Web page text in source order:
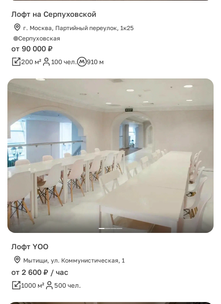
Лофт на Серпуховской
г. Москва, Партийный переулок, 1к25
Серпуховская
от 90 000 ₽
200 м² 100 чел. 910 м
Лофт YOO
Мытищи, ул. Коммунистическая, 1
от 2 600 ₽ / час
1000 м² 500 чел.